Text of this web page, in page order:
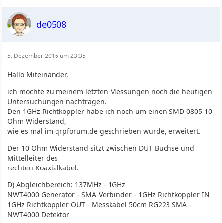
de0508
5. Dezember 2016 um 23:35
Hallo Miteinander,
ich möchte zu meinem letzten Messungen noch die heutigen
Untersuchungen nachtragen.
Den 1GHz Richtkoppler habe ich noch um einen SMD 0805 10
Ohm Widerstand,
wie es mal im qrpforum.de geschrieben wurde, erweitert.
Der 10 Ohm Widerstand sitzt zwischen DUT Buchse und
Mittelleiter des
rechten Koaxialkabel.
D) Abgleichbereich: 137MHz - 1GHz
NWT4000 Generator - SMA-Verbinder - 1GHz Richtkoppler IN
1GHz Richtkoppler OUT - Messkabel 50cm RG223 SMA -
NWT4000 Detektor